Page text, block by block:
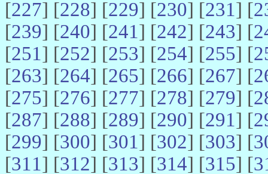
[227] [228] [229] [230] [231] [
[239] [240] [241] [242] [243] [
[251] [252] [253] [254] [255] [
[263] [264] [265] [266] [267] [
[275] [276] [277] [278] [279] [
[287] [288] [289] [290] [291] [
[299] [300] [301] [302] [303] [
[311] [312] [313] [314] [315] [